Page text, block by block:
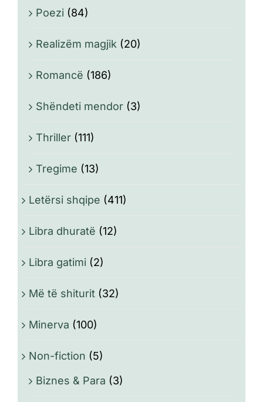
Poezi (84)
Realizëm magjik (20)
Romancë (186)
Shëndeti mendor (3)
Thriller (111)
Tregime (13)
Letërsi shqipe (411)
Libra dhuratë (12)
Libra gatimi (2)
Më të shiturit (32)
Minerva (100)
Non-fiction (5)
Biznes & Para (3)